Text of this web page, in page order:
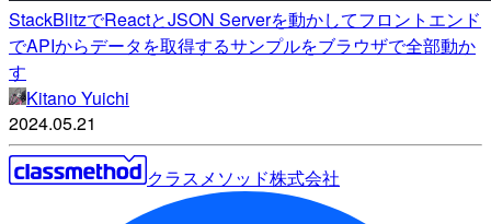
StackBlitzでReactとJSON Serverを動かしてフロントエンド
でAPIからデータを取得するサンプルをブラウザで全部動か
す
Kitano Yuichi
2024.05.21
クラスメソッド株式会社